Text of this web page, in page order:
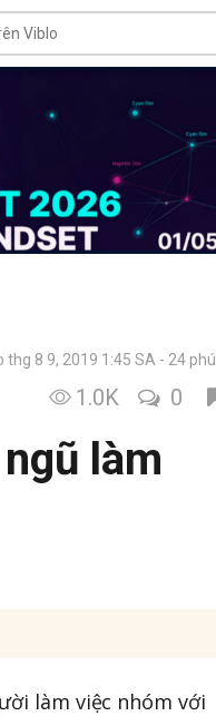
thg 8 9, 2019 1:45 SA 24
1.0K 0
làm
làm việc nhóm với